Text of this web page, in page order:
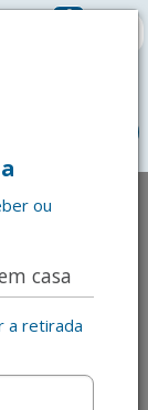
0
ou
casa
a retirada